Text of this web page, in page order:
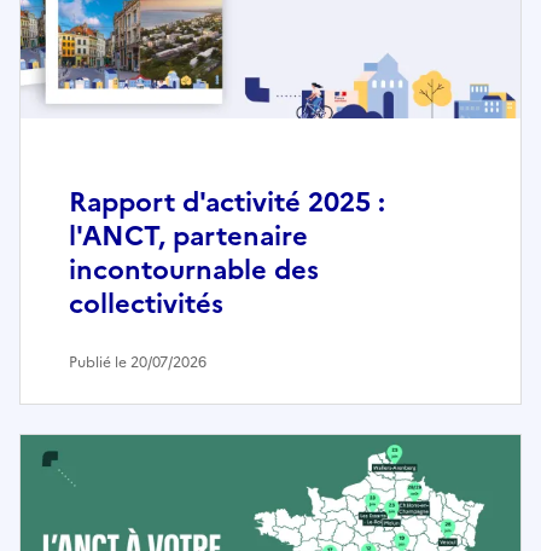
Rapport d'activité 2025 :
l'ANCT, partenaire
incontournable des
collectivités
Publié le 20/07/2026